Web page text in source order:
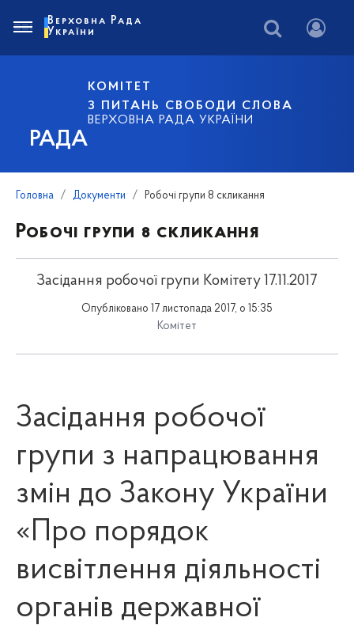
РАДА
КОМІТЕТ
З ПИТАНЬ СВОБОДИ СЛОВА
ВЕРХОВНА РАДА УКРАЇНИ
Верховна Рада
України
Головна Документи Робочі групи 8 скликання
Робочі групи 8 скликання
Засідання робочої групи Комітету 17.11.2017
Опубліковано 17 листопада 2017, о 15:35
Комітет
Засідання робочої
групи з напрацювання
змін до Закону України
«Про порядок
висвітлення діяльності
органів державної